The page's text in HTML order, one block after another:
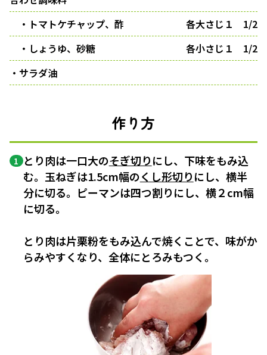
・トマトケチャップ、酢
各大さじ１ 1/2
・しょうゆ、砂糖
各小さじ１ 1/2
・サラダ油
作り方
1 とり肉は一口大のそぎ切りにし、下味をもみ込
む。玉ねぎは1.5cm幅のくし形切りにし、横半
分に切る。ピーマンは四つ割りにし、横２cm幅
に切る。
とり肉は片栗粉をもみ込んで焼くことで、味がか
らみやすくなり、全体にとろみもつく。